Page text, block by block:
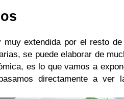
extendida por el resto
se puede elaborar de
es lo que vamos a
directamente a ver